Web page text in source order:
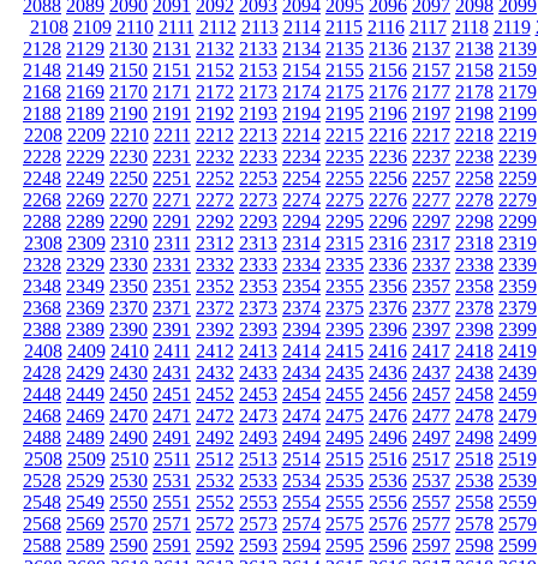
2088 2089 2090 2091 2092 2093 2094 2095 2096 2097 2098 2099
2108 2109 2110 2111 2112 2113 2114 2115 2116 2117 2118 2119
2128 2129 2130 2131 2132 2133 2134 2135 2136 2137 2138 2139
2148 2149 2150 2151 2152 2153 2154 2155 2156 2157 2158 2159
2168 2169 2170 2171 2172 2173 2174 2175 2176 2177 2178 2179
2188 2189 2190 2191 2192 2193 2194 2195 2196 2197 2198 2199
2208 2209 2210 2211 2212 2213 2214 2215 2216 2217 2218 2219
2228 2229 2230 2231 2232 2233 2234 2235 2236 2237 2238 2239
2248 2249 2250 2251 2252 2253 2254 2255 2256 2257 2258 2259
2268 2269 2270 2271 2272 2273 2274 2275 2276 2277 2278 2279
2288 2289 2290 2291 2292 2293 2294 2295 2296 2297 2298 2299
2308 2309 2310 2311 2312 2313 2314 2315 2316 2317 2318 2319
2328 2329 2330 2331 2332 2333 2334 2335 2336 2337 2338 2339
2348 2349 2350 2351 2352 2353 2354 2355 2356 2357 2358 2359
2368 2369 2370 2371 2372 2373 2374 2375 2376 2377 2378 2379
2388 2389 2390 2391 2392 2393 2394 2395 2396 2397 2398 2399
2408 2409 2410 2411 2412 2413 2414 2415 2416 2417 2418 2419
2428 2429 2430 2431 2432 2433 2434 2435 2436 2437 2438 2439
2448 2449 2450 2451 2452 2453 2454 2455 2456 2457 2458 2459
2468 2469 2470 2471 2472 2473 2474 2475 2476 2477 2478 2479
2488 2489 2490 2491 2492 2493 2494 2495 2496 2497 2498 2499
2508 2509 2510 2511 2512 2513 2514 2515 2516 2517 2518 2519
2528 2529 2530 2531 2532 2533 2534 2535 2536 2537 2538 2539
2548 2549 2550 2551 2552 2553 2554 2555 2556 2557 2558 2559
2568 2569 2570 2571 2572 2573 2574 2575 2576 2577 2578 2579
2588 2589 2590 2591 2592 2593 2594 2595 2596 2597 2598 2599